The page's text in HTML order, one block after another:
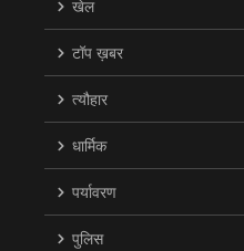
खेल
टॉप ख़बर
त्यौहार
धार्मिक
पर्यावरण
पुलिस